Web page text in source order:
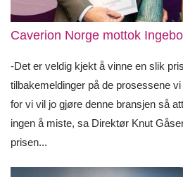
Caverion Norge mottok
-Det er veldig kjekt å vinne en slik
tilbakemeldinger på de prosessene
for vi vil jo gjøre denne bransjen så
ingen å miste, sa Direktør Knut
prisen...